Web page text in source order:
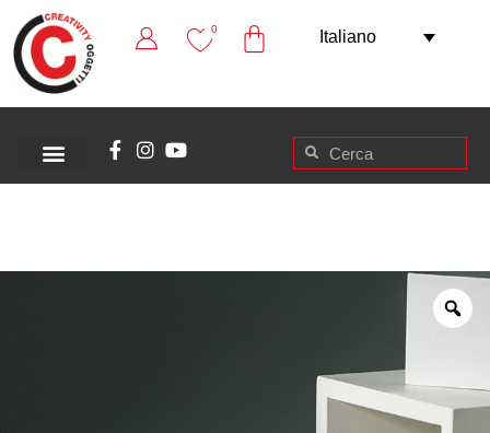
0 Italiano